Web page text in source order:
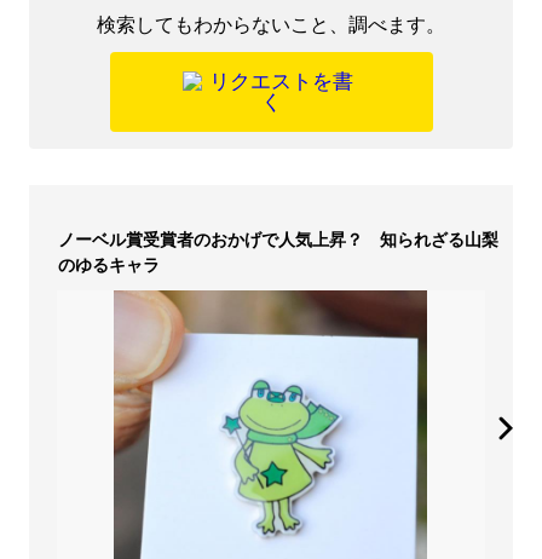
検索してもわからないこと、調べます。
ノーベル賞受賞者のおかげで人気上昇？ 知られざる山梨
のゆるキャラ